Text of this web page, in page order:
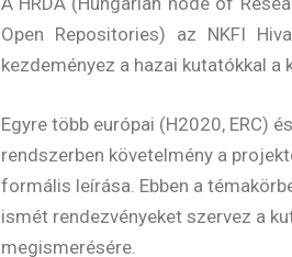
Open Repositories) az NKFI
kezdeményez a hazai kutatókkal
Egyre több európai (H2020, ERC)
rendszerben követelmény a
formális leírása. Ebben a
ismét rendezvényeket szervez a
megismerésére.